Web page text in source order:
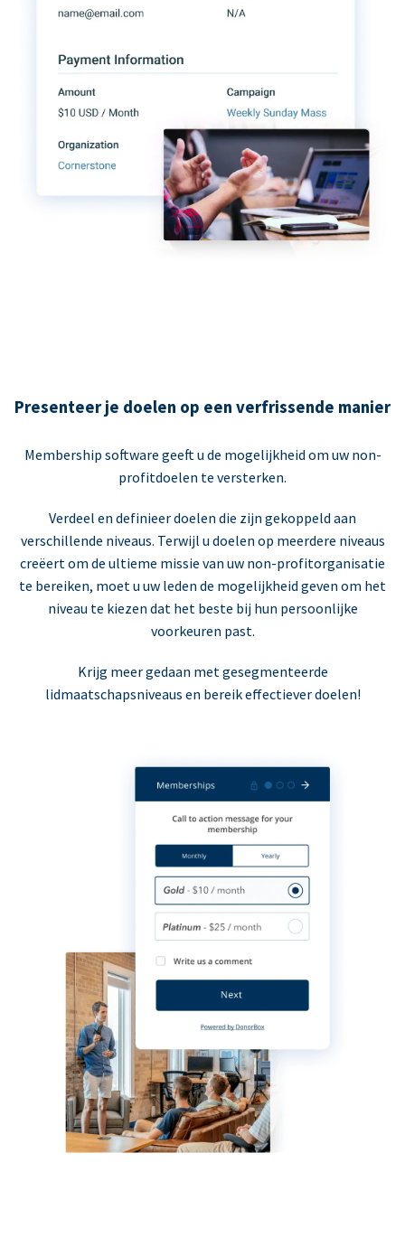
Presenteer je doelen op een verfrissende manier
Membership software geeft u de mogelijkheid om uw non-
profitdoelen te versterken.
Verdeel en definieer doelen die zijn gekoppeld aan
verschillende niveaus. Terwijl u doelen op meerdere niveaus
creëert om de ultieme missie van uw non-profitorganisatie
te bereiken, moet u uw leden de mogelijkheid geven om het
niveau te kiezen dat het beste bij hun persoonlijke
voorkeuren past.
Krijg meer gedaan met gesegmenteerde
lidmaatschapsniveaus en bereik effectiever doelen!